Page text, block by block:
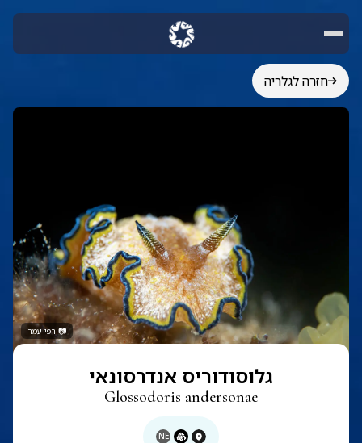
חזרה לגלריה
📷 רפי עמר
גלוסודוריס אנדרסונאי
Glossodoris andersonae
NE